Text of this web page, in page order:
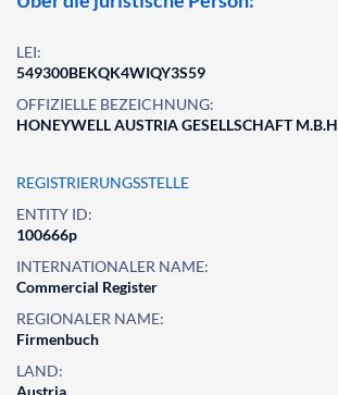
LEI:
549300BEKQK4WIQY3S59
OFFIZIELLE BEZEICHNUNG:
HONEYWELL AUSTRIA GESELLSCHAFT
REGISTRIERUNGSSTELLE
ENTITY ID:
100666p
INTERNATIONALER NAME:
Commercial Register
REGIONALER NAME:
Firmenbuch
LAND:
Austria